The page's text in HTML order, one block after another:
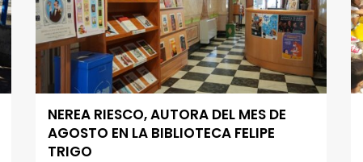
NEREA RIESCO, AUTORA DEL MES DE
AGOSTO EN LA BIBLIOTECA FELIPE
TRIGO